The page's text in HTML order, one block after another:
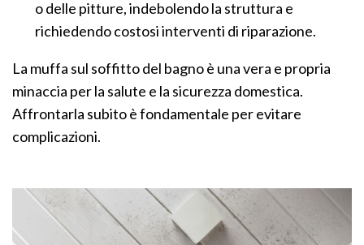
o delle pitture, indebolendo la struttura e
richiedendo costosi interventi di riparazione.
La muffa sul soffitto del bagno è una vera e propria
minaccia per la salute e la sicurezza domestica.
Affrontarla subito è fondamentale per evitare
complicazioni.